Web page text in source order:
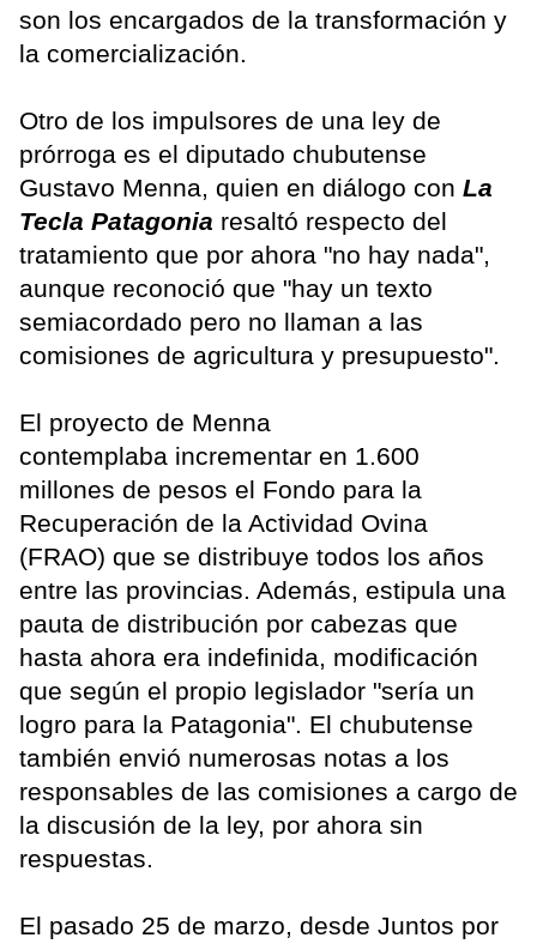
son los encargados de la transformación y
la comercialización.
Otro de los impulsores de una ley de
prórroga es el diputado chubutense
Gustavo Menna, quien en diálogo con La
Tecla Patagonia resaltó respecto del
tratamiento que por ahora "no hay nada",
aunque reconoció que "hay un texto
semiacordado pero no llaman a las
comisiones de agricultura y presupuesto".
El proyecto de Menna
contemplaba incrementar en 1.600
millones de pesos el Fondo para la
Recuperación de la Actividad Ovina
(FRAO) que se distribuye todos los años
entre las provincias. Además, estipula una
pauta de distribución por cabezas que
hasta ahora era indefinida, modificación
que según el propio legislador "sería un
logro para la Patagonia". El chubutense
también envió numerosas notas a los
responsables de las comisiones a cargo de
la discusión de la ley, por ahora sin
respuestas.
El pasado 25 de marzo, desde Juntos por